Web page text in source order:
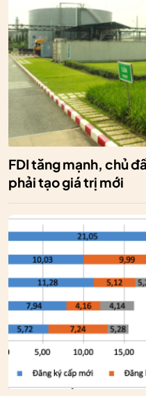
FDI tăng mạnh, chủ
phải tạo giá trị mới